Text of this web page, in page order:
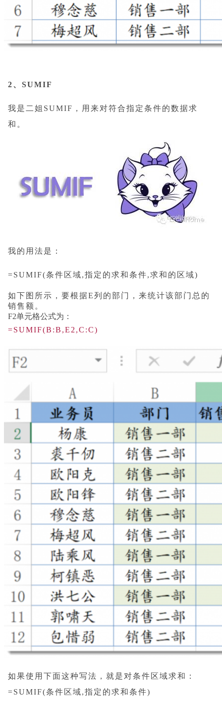
2、SUMIF
我是二姐SUMIF，用来对符合指定条件的数据求
和。
我的用法是：
=SUMIF(条件区域,指定的求和条件,求和的区域)
如下图所示，要根据E列的部门，来统计该部门总的
销售额。
F2单元格公式为：
=SUMIF(B:B,E2,C:C)
如果使用下面这种写法，就是对条件区域求和：
=SUMIF(条件区域,指定的求和条件)